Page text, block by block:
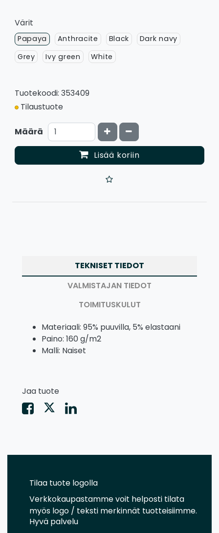
Värit
Papaya Anthracite Black
Dark navy
Grey
Ivy green White
Tuotekoodi: 353409
Tilaustuote
Määrä Kasvata määrää
Vähennä määrää
Lisää koriin
TEKNISET TIEDOT
VALMISTAJAN TIEDOT
TOIMITUSKULUT
Materiaali: 95% puuvilla, 5% elastaani
Paino: 160 g/m2
Malli: Naiset
Jaa tuote
Tilaa tuote logolla
Verkkokaupastamme voit helposti tilata
myös logo / teksti merkinnät tuotteisiimme.
Hyvä palvelu